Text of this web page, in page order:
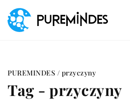
PUREMINDES / przyczyny
Tag - przyczyny